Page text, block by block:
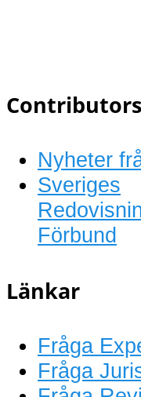
Contributors
Nyheter
Sveriges
Förbund
Länkar
Fråga
Fråga